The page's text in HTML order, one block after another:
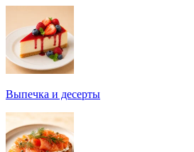
Выпечка и десерты